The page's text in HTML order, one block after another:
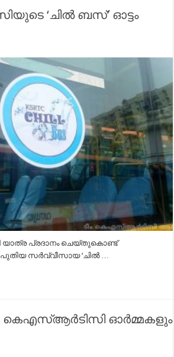
‘ചില്‍ ബസ്’ ഓട്ടം
പ്രദാനം ചെയ്തുകൊണ്ട്
സര്‍വ്വീസായ ‘ചില്‍ …
കെഎസ്ആര്‍ടിസി ഓര്‍മ്മകളും